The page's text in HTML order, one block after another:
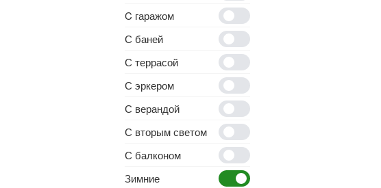
C гаражом
С баней
С террасой
С эркером
С верандой
С вторым светом
С балконом
Зимние